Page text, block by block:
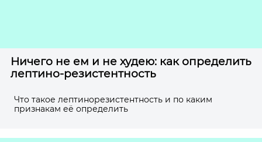
Ничего не ем и не худею: как определить
лептино-резистентность
Что такое лептинорезистентность и по каким
признакам её определить